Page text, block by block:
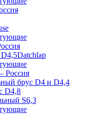
Россия
брус D4 и D4,4
D4,8
S6,3